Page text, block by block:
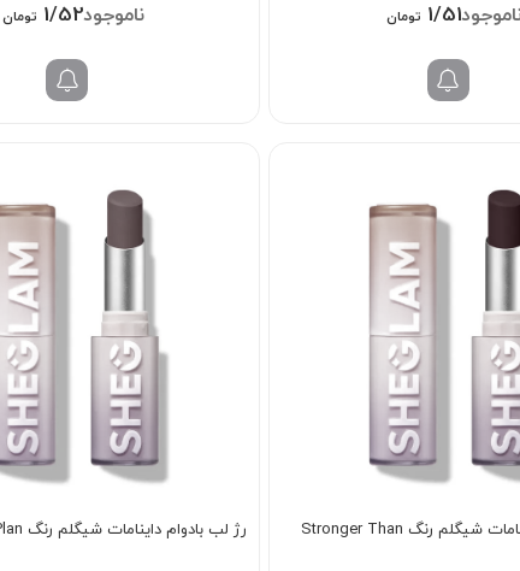
1/518/000 تومان 1/528/000 تومان
رژ لب بادوام داینامات شیگلم رنگ Stronger Than
رژ لب بادوام داینامات شیگلم رنگ A Bold Plan